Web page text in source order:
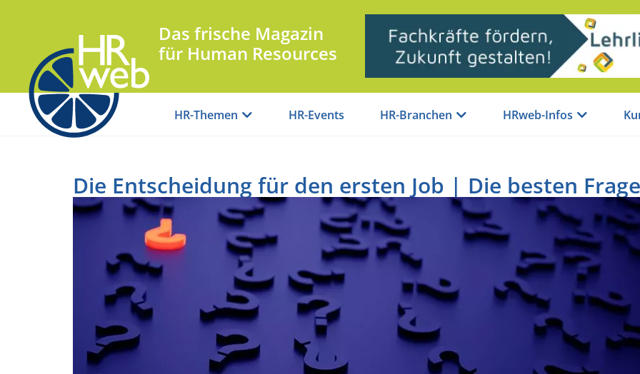
Das frische Magazin
für Human Resources
HR-Themen HR-Events HR-Branchen HRweb-Infos
Die Entscheidung für den ersten Job | Die besten